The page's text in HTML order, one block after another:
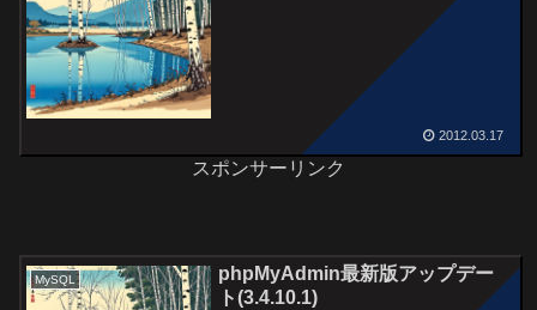
2012.03.17
スポンサーリンク
MySQL
phpMyAdmin最新版アップデー
ト(3.4.10.1)